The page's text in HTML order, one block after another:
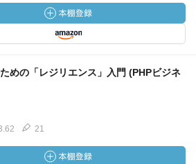
めの「レジリエンス」入門 (PHPビジネ
21